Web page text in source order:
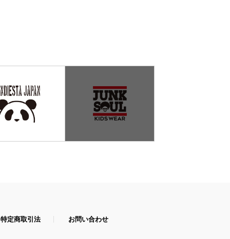
特定商取引法 お問い合わせ